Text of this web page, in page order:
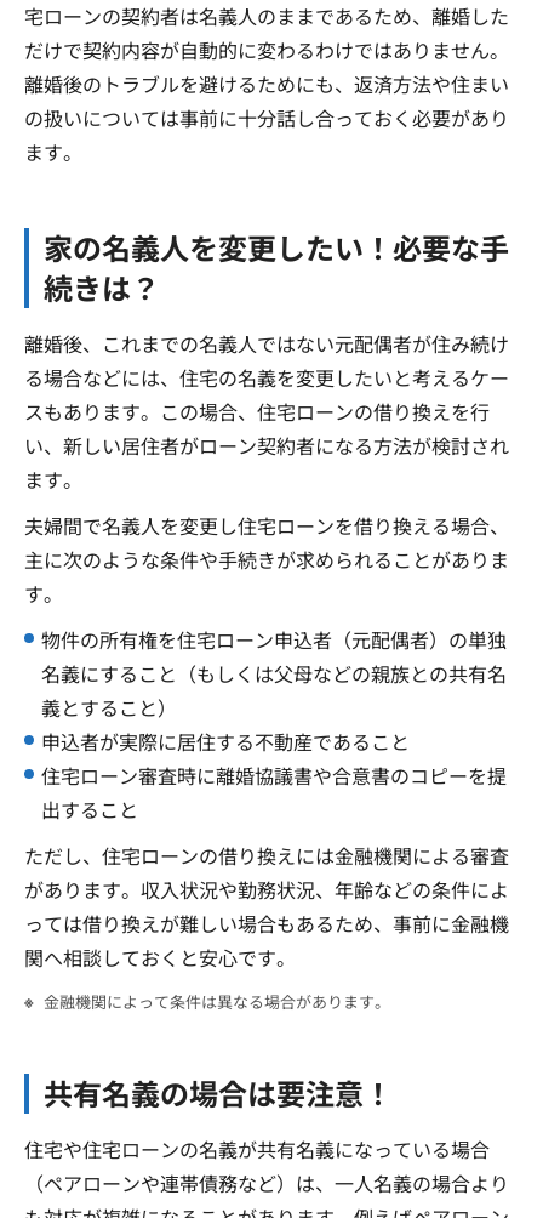
宅ローンの契約者は名義人のままであるため、離婚した
だけで契約内容が自動的に変わるわけではありません。
離婚後のトラブルを避けるためにも、返済方法や住まい
の扱いについては事前に十分話し合っておく必要があり
ます。
家の名義人を変更したい！必要な手
続きは？
離婚後、これまでの名義人ではない元配偶者が住み続け
る場合などには、住宅の名義を変更したいと考えるケー
スもあります。この場合、住宅ローンの借り換えを行
い、新しい居住者がローン契約者になる方法が検討され
ます。
夫婦間で名義人を変更し住宅ローンを借り換える場合、
主に次のような条件や手続きが求められることがありま
す。
物件の所有権を住宅ローン申込者（元配偶者）の単独
名義にすること（もしくは父母などの親族との共有名
義とすること）
申込者が実際に居住する不動産であること
住宅ローン審査時に離婚協議書や合意書のコピーを提
出すること
ただし、住宅ローンの借り換えには金融機関による審査
があります。収入状況や勤務状況、年齢などの条件によ
っては借り換えが難しい場合もあるため、事前に金融機
関へ相談しておくと安心です。
金融機関によって条件は異なる場合があります。
共有名義の場合は要注意！
住宅や住宅ローンの名義が共有名義になっている場合
（ペアローンや連帯債務など）は、一人名義の場合より